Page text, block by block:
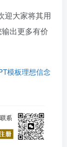
迎大家将其用
出更多有价
模板理想信念